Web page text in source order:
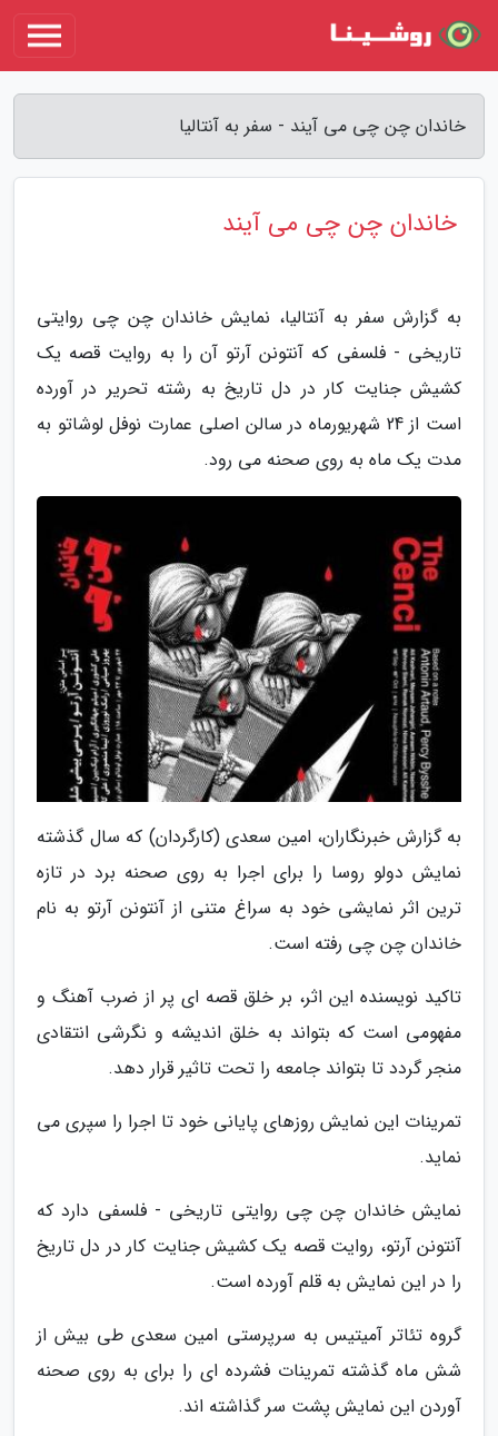
خاندان چن چی می آیند - سفر به آنتالیا
خاندان چن چی می آیند
به گزارش سفر به آنتالیا، نمایش خاندان چن چی روایتی
تاریخی - فلسفی که آنتونن آرتو آن را به روایت قصه یک
کشیش جنایت کار در دل تاریخ به رشته تحریر در آورده
است از 24 شهریورماه در سالن اصلی عمارت نوفل لوشاتو به
مدت یک ماه به روی صحنه می رود.
به گزارش خبرنگاران، امین سعدی (کارگردان) که سال گذشته
نمایش دولو روسا را برای اجرا به روی صحنه برد در تازه
ترین اثر نمایشی خود به سراغ متنی از آنتونن آرتو به نام
خاندان چن چی رفته است.
تاکید نویسنده این اثر، بر خلق قصه ای پر از ضرب آهنگ و
مفهومی است که بتواند به خلق اندیشه و نگرشی انتقادی
منجر گردد تا بتواند جامعه را تحت تاثیر قرار دهد.
تمرینات این نمایش روزهای پایانی خود تا اجرا را سپری می
نماید.
نمایش خاندان چن چی روایتی تاریخی - فلسفی دارد که
آنتونن آرتو، روایت قصه یک کشیش جنایت کار در دل تاریخ
را در این نمایش به قلم آورده است.
گروه تئاتر آمیتیس به سرپرستی امین سعدی طی بیش از
شش ماه گذشته تمرینات فشرده ای را برای به روی صحنه
آوردن این نمایش پشت سر گذاشته اند.